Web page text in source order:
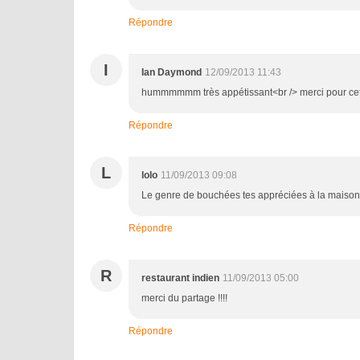
Répondre
I Ian Daymond 12/09/2013 11:43
hummmmmm très appétissant<br /> merci pour
Répondre
L lolo 11/09/2013 09:08
Le genre de bouchées tes appréciées à la
Répondre
R restaurant indien 11/09/2013 05:00
merci du partage !!!!
Répondre